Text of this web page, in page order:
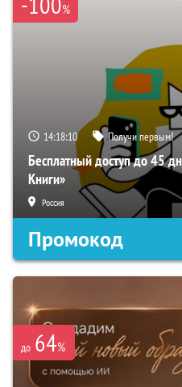
%
14:18:09 Получи первым!
Бесплатный доступ до 45
Книги»
Россия
Промокод
до 64%